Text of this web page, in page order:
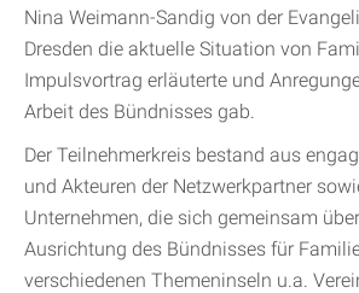
Nina Weimann-Sandig von der
Dresden die aktuelle Situation von
Impulsvortrag erläuterte und
Arbeit des Bündnisses gab.
Der Teilnehmerkreis bestand aus
und Akteuren der Netzwerkpartner
Unternehmen, die sich gemeinsam
Ausrichtung des Bündnisses für
verschiedenen Themeninseln u.a.